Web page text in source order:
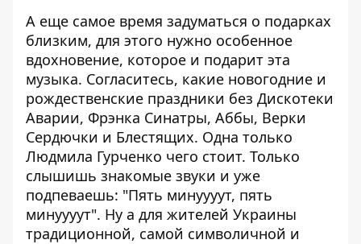
А еще самое время задуматься о подарках
близким, для этого нужно особенное
вдохновение, которое и подарит эта
музыка. Согласитесь, какие новогодние и
рождественские праздники без Дискотеки
Аварии, Фрэнка Синатры, Аббы, Верки
Сердючки и Блестящих. Одна только
Людмила Гурченко чего стоит. Только
слышишь знакомые звуки и уже
подпеваешь: "Пять минуууут, пять
минуууут". Ну а для жителей Украины
традиционной, самой символичной и